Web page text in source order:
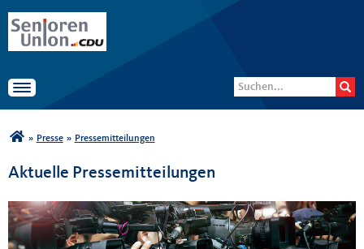
Deutschlands
Suchformular
Suche
Toggle navigation
Sie sind hier
» Presse » Pressemitteilungen
Aktuelle Pressemitteilungen